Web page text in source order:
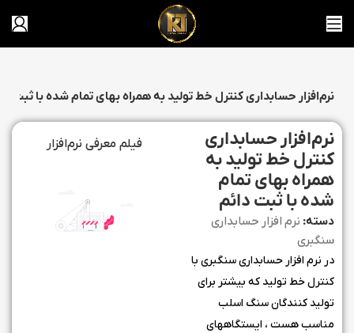
نرم‌افزار حسابداری کنترل خط تولید به همراه بهای تمام شده با ثبت
نرم‌افزار حسابداری
کنترل خط تولید به
همراه بهای تمام
شده با ثبت دائم
دسته: نرم افزار حسابداری
سنگبری
در نرم افزار حسابداری سنگبری با
کنترل خط تولید که بیشتر برای
تولید کنندگان سنگ اسلب
مناسب هست ، ایستگاههای
فیلم معرفی نرم‌افزار